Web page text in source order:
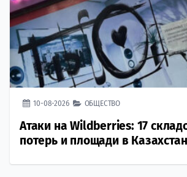
10-08-2026 ОБЩЕСТВО
Атаки на Wildberries: 17
потерь и площади в